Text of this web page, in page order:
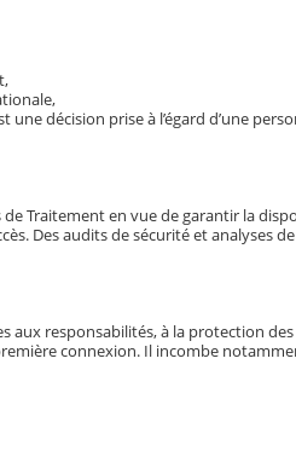
décision prise à l’égard d’une
Traitement en vue de garantir la
Des audits de sécurité et
aux responsabilités, à la protection
connexion. Il incombe